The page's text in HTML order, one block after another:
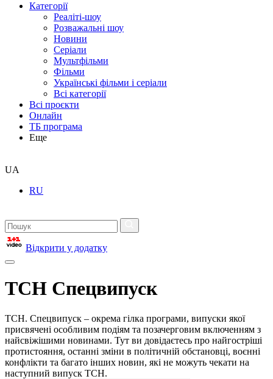
Категорії
Реаліті-шоу
Розважальні шоу
Новини
Серіали
Мультфільми
Фільми
Українські фільми і серіали
Всі категорії
Всі проєкти
Онлайн
ТБ програма
Еще
UA
RU
Відкрити у додатку
ТСН Спецвипуск
ТСН. Спецвипуск – окрема гілка програми, випуски якої
присвячені особливим подіям та позачерговим включенням з
найсвіжішими новинами. Тут ви довідаєтесь про найгостріші
протистояння, останні зміни в політичній обстановці, воєнні
конфлікти та багато інших новин, які не можуть чекати на
наступний випуск ТСН.